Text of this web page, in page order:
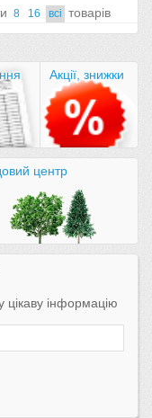
8 16 всi товарiв
Акції, знижки
центр
цікаву інформацію